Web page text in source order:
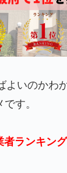
よいのかわ
す。
ランキン